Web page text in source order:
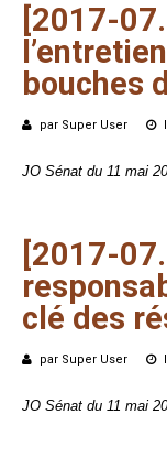
[2017-
l’entretien
bouches
par Super User
JO Sénat du 11 mai
[2017-
clé des
par Super User
JO Sénat du 11 mai